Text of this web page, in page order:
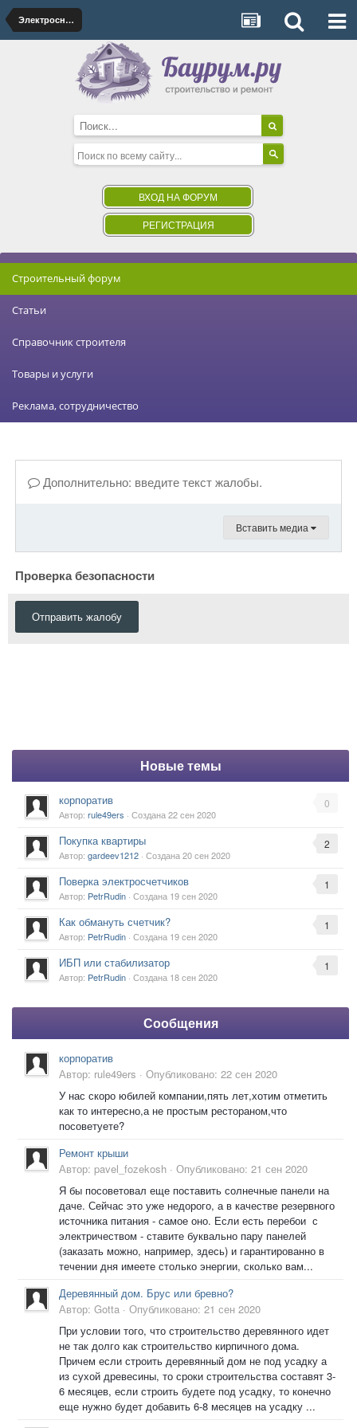
Электроснабжение
ВХОД НА ФОРУМ
РЕГИСТРАЦИЯ
Строительный форум
Статьи
Справочник строителя
Товары и услуги
Реклама, сотрудничество
Дополнительно: введите текст жалобы.
Вставить медиа
Проверка безопасности
Отправить жалобу
Новые темы
0
корпоратив
Автор: rule49ers · Создана22 сен 2020
2
Покупка квартиры
Автор: gardeev1212 · Создана20 сен 2020
1
Поверка электросчетчиков
Автор: PetrRudin · Создана 19 сен 2020
1
Как обмануть счетчик?
Автор: PetrRudin · Создана 19 сен 2020
1
ИБП или стабилизатор
Автор: PetrRudin · Создана 18 сен 2020
Сообщения
корпоратив
Автор: rule49ers · Опубликовано: 22 сен 2020
У нас скоро юбилей компании,пять лет,хотим отметить
как то интересно,а не простым рестораном,что
посоветуете?
Ремонт крыши
Автор: pavel_fozekosh · Опубликовано: 21 сен 2020
Я бы посоветовал еще поставить солнечные панели на
даче. Сейчас это уже недорого, а в качестве резервного
источника питания - самое оно. Если есть перебои с
электричеством - ставите буквально пару панелей
(заказать можно, например, здесь) и гарантированно в
течении дня имеете столько энергии, сколько вам...
Деревянный дом. Брус или бревно?
Автор: Gotta · Опубликовано: 21 сен 2020
При условии того, что строительство деревянного идет
не так долго как строительство кирпичного дома.
Причем если строить деревянный дом не под усадку а
из сухой древесины, то сроки строительства составят 3-
6 месяцев, если строить будете под усадку, то конечно
еще нужно будет добавить 6-8 месяцев на усадку ...